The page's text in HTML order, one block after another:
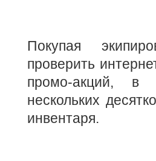
Покупая
проверить
промо-акций, в
нескольких
инвентаря.